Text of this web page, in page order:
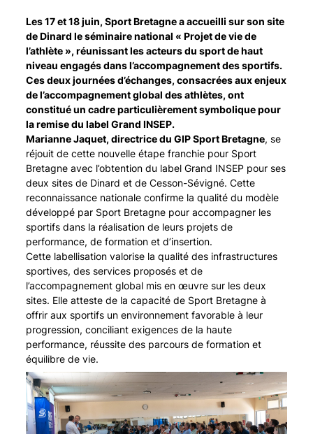
Les 17 et 18 juin, Sport Bretagne a accueilli sur son site
de Dinard le séminaire national « Projet de vie de
l’athlète », réunissant les acteurs du sport de haut
niveau engagés dans l’accompagnement des sportifs.
Ces deux journées d’échanges, consacrées aux enjeux
de l’accompagnement global des athlètes, ont
constitué un cadre particulièrement symbolique pour
la remise du label Grand INSEP.
Marianne Jaquet, directrice du GIP Sport Bretagne, se
réjouit de cette nouvelle étape franchie pour Sport
Bretagne avec l’obtention du label Grand INSEP pour ses
deux sites de Dinard et de Cesson-Sévigné. Cette
reconnaissance nationale confirme la qualité du modèle
développé par Sport Bretagne pour accompagner les
sportifs dans la réalisation de leurs projets de
performance, de formation et d’insertion.
Cette labellisation valorise la qualité des infrastructures
sportives, des services proposés et de
l’accompagnement global mis en œuvre sur les deux
sites. Elle atteste de la capacité de Sport Bretagne à
offrir aux sportifs un environnement favorable à leur
progression, conciliant exigences de la haute
performance, réussite des parcours de formation et
équilibre de vie.